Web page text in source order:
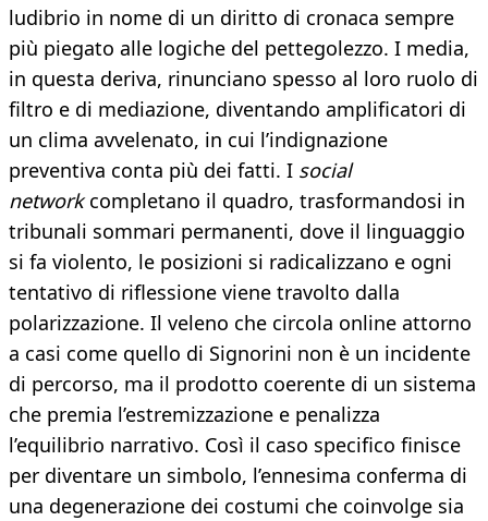
ludibrio in nome di un diritto di cronaca sempre
più piegato alle logiche del pettegolezzo. I media,
in questa deriva, rinunciano spesso al loro ruolo di
filtro e di mediazione, diventando amplificatori di
un clima avvelenato, in cui l’indignazione
preventiva conta più dei fatti. I social
networkcompletano il quadro, trasformandosi in
tribunali sommari permanenti, dove il linguaggio
si fa violento, le posizioni si radicalizzano e ogni
tentativo di riflessione viene travolto dalla
polarizzazione. Il veleno che circola online attorno
a casi come quello di Signorini non è un incidente
di percorso, ma il prodotto coerente di un sistema
che premia l’estremizzazione e penalizza
l’equilibrio narrativo. Così il caso specifico finisce
per diventare un simbolo, l’ennesima conferma di
una degenerazione dei costumi che coinvolge sia